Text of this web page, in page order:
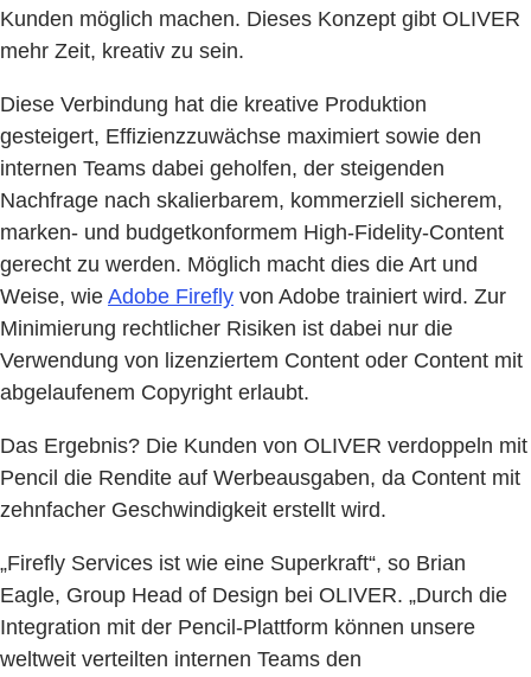
Kunden möglich machen. Dieses Konzept gibt OLIVER
mehr Zeit, kreativ zu sein.
Diese Verbindung hat die kreative Produktion
gesteigert, Effizienzzuwächse maximiert sowie den
internen Teams dabei geholfen, der steigenden
Nachfrage nach skalierbarem, kommerziell sicherem,
marken- und budgetkonformem High-Fidelity-Content
gerecht zu werden. Möglich macht dies die Art und
Weise, wie Adobe Firefly von Adobe trainiert wird. Zur
Minimierung rechtlicher Risiken ist dabei nur die
Verwendung von lizenziertem Content oder Content mit
abgelaufenem Copyright erlaubt.
Das Ergebnis? Die Kunden von OLIVER verdoppeln mit
Pencil die Rendite auf Werbeausgaben, da Content mit
zehnfacher Geschwindigkeit erstellt wird.
„Firefly Services ist wie eine Superkraft“, so Brian
Eagle, Group Head of Design bei OLIVER. „Durch die
Integration mit der Pencil-Plattform können unsere
weltweit verteilten internen Teams den